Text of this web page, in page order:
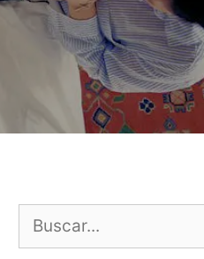
Buscar: